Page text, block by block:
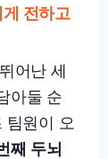
전하고
어난 세
아둘 순
팀원이 오
째 두뇌